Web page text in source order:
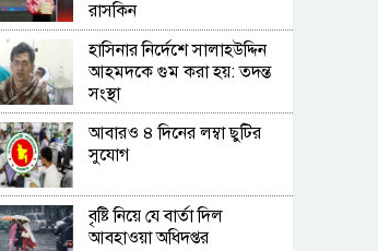
রাসকিন
হাসিনার নির্দেশে সালাহউদ্দিন
আহমদকে গুম করা হয়: তদন্ত
সংস্থা
আবারও ৪ দিনের লম্বা ছুটির
সুযোগ
বৃষ্টি নিয়ে যে বার্তা দিল
আবহাওয়া অধিদপ্তর